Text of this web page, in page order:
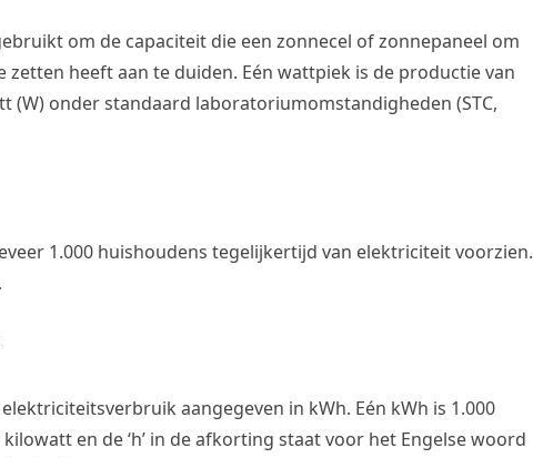
om de capaciteit die een zonnecel of zonnepaneel om
heeft aan te duiden. Eén wattpiek is de productie van
(W) onder standaard laboratoriumomstandigheden (STC,
1.000 huishoudens tegelijkertijd van elektriciteit voorzien.
aangegeven in kWh. Eén kWh is 1.000
kilowatt en de ‘h’ in de afkorting staat voor het Engelse woord